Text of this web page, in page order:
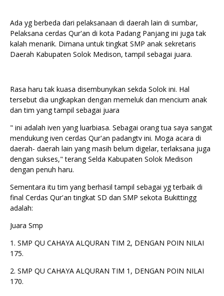
Ada yg berbeda dari pelaksanaan di daerah lain di sumbar,
Pelaksana cerdas Qur'an di kota Padang Panjang ini juga tak
kalah menarik. Dimana untuk tingkat SMP anak sekretaris
Daerah Kabupaten Solok Medison, tampil sebagai juara.
Rasa haru tak kuasa disembunyikan sekda Solok ini. Hal
tersebut dia ungkapkan dengan memeluk dan mencium anak
dan tim yang tampil sebagai juara
" ini adalah iven yang luarbiasa. Sebagai orang tua saya sangat
mendukung iven cerdas Qur'an padangtv ini. Moga acara di
daerah- daerah lain yang masih belum digelar, terlaksana juga
dengan sukses," terang Selda Kabupaten Solok Medison
dengan penuh haru.
Sementara itu tim yang berhasil tampil sebagai yg terbaik di
final Cerdas Qur'an tingkat SD dan SMP sekota Bukittingg
adalah:
Juara Smp
1. SMP QU CAHAYA ALQURAN TIM 2, DENGAN POIN NILAI
175.
2. SMP QU CAHAYA ALQURAN TIM 1, DENGAN POIN NILAI
170.